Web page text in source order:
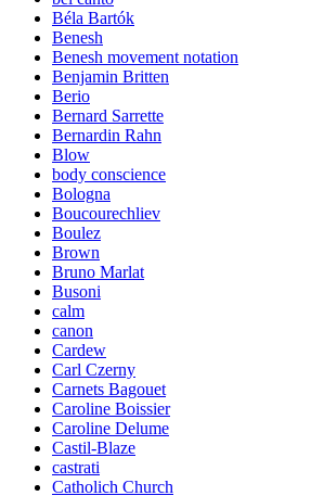
Béla Bartók
Benesh
Benesh movement notation
Benjamin Britten
Berio
Bernard Sarrette
Bernardin Rahn
Blow
body conscience
Bologna
Boucourechliev
Boulez
Brown
Bruno Marlat
Busoni
calm
canon
Cardew
Carl Czerny
Carnets Bagouet
Caroline Boissier
Caroline Delume
Castil-Blaze
castrati
Catholich Church